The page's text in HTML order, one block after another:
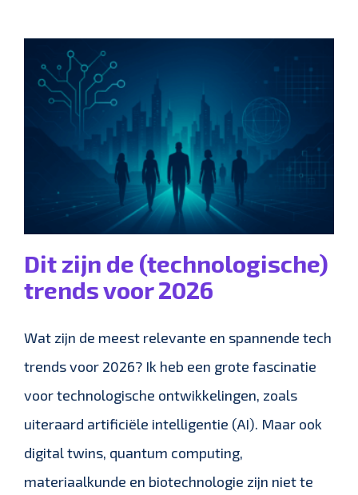
Dit zijn de (technologische)
trends voor 2026
Wat zijn de meest relevante en spannende tech
trends voor 2026? Ik heb een grote fascinatie
voor technologische ontwikkelingen, zoals
uiteraard artificiële intelligentie (AI). Maar ook
digital twins, quantum computing,
materiaalkunde en biotechnologie zijn niet te